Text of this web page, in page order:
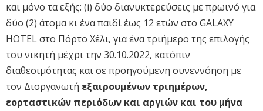
και μόνο τα εξής: (i) δύο διανυκτερεύσεις με πρωινό για
δύο (2) άτομα κι ένα παιδί έως 12 ετών στο GALAXY
HOTEL στο Πόρτο Χέλι, για ένα τριήμερο της επιλογής
του νικητή μέχρι την 30.10.2022, κατόπιν
διαθεσιμότητας και σε προηγούμενη συνεννόηση με
τον Διοργανωτή εξαιρουμένων τριημέρων,
εορταστικών περιόδων και αργιών και του μήνα